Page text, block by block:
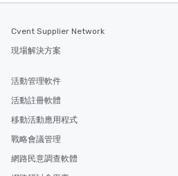
Cvent Supplier Network
現場解決方案
活動管理軟件
活動註冊軟體
移動活動應用程式
戰略會議管理
網路民意調查軟體